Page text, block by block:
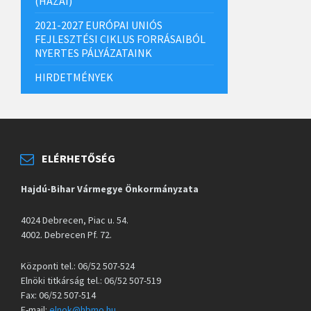
2021-2027 EURÓPAI UNIÓS
FEJLESZTÉSI CIKLUS FORRÁSAIBÓL
NYERTES PÁLYÁZATAINK
HIRDETMÉNYEK
ELÉRHETŐSÉG
Hajdú-Bihar Vármegye Önkormányzata
4024 Debrecen, Piac u. 54.
4002. Debrecen Pf. 72.
Központi tel.: 06/52 507-524
Elnöki titkárság tel.: 06/52 507-519
Fax: 06/52 507-514